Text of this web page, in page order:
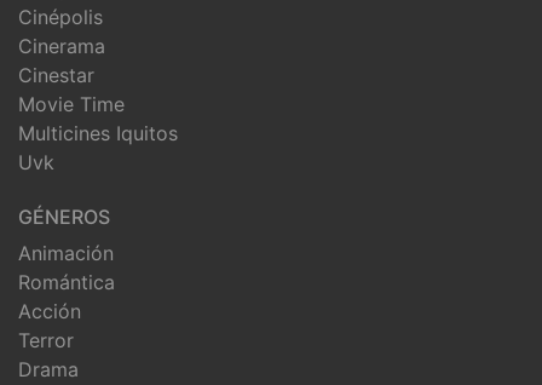
Cinépolis
Cinerama
Cinestar
Movie Time
Multicines Iquitos
Uvk
GÉNEROS
Animación
Romántica
Acción
Terror
Drama